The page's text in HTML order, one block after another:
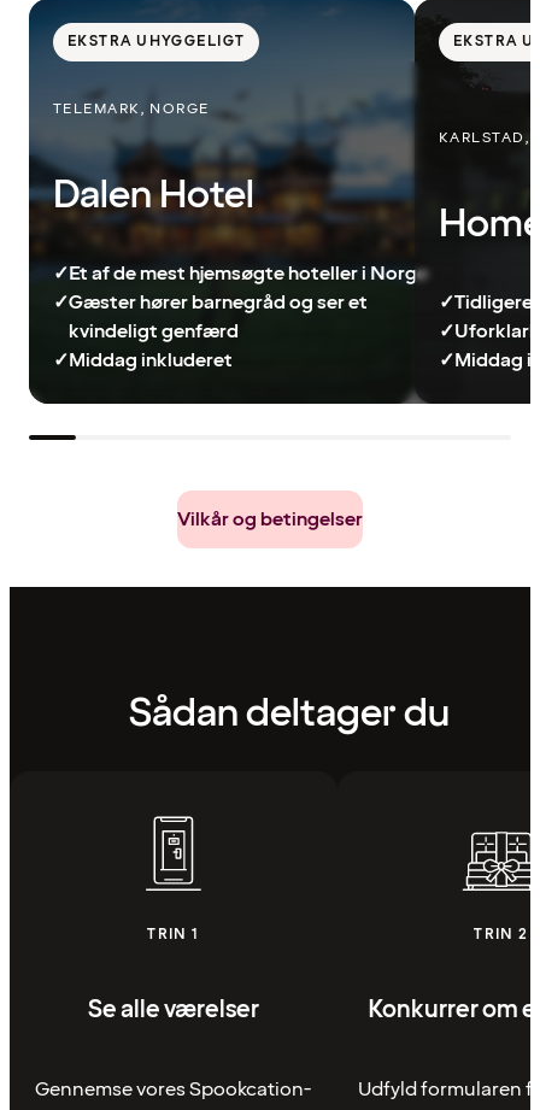
EKSTRA UHYGGELIGT
TELEMARK, NORGE
Dalen Hotel
✓Et af de mest hjemsøgte hoteller i Norge
✓Gæster hører barnegråd og ser et
kvindeligt genfærd
✓Middag inkluderet
EKSTRA
KARLSTAD,
✓
✓
✓Middag
Vilkår og betingelser
Sådan deltager du
TRIN 1
Se alle værelser
Gennemse vores Spookcation-
TRIN 2
Konkurrer om
Udfyld formularen